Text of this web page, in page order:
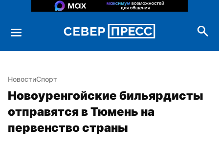
НовостиСпорт
Новоуренгойские бильярдисты
отправятся в Тюмень на
первенство страны